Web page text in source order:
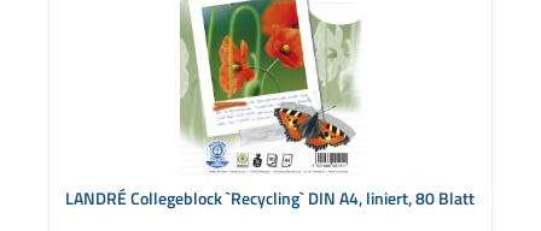
LANDRÉ Collegeblock `Recycling` DIN A4, liniert, 80 Blatt